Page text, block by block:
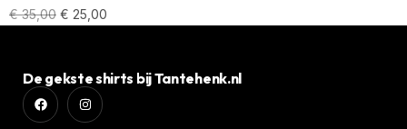
€35,00 € 25,00
De gekste shirts bij Tantehenk.nl